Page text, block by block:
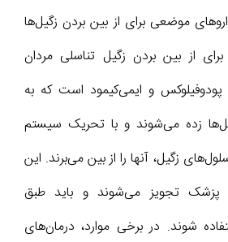
موضعی برای از بین بردن زگیل‌ها
از بین بردن زگیل تناسلی مردان
پودوفیلوکس و ایمی‌کیمود است که به
زده می‌شوند و با تحریک سیستم
زگیل، آنها را از بین می‌برند. این
پزشک تجویز می‌شوند و باید طبق
شوند. در برخی موارد، درمان‌های